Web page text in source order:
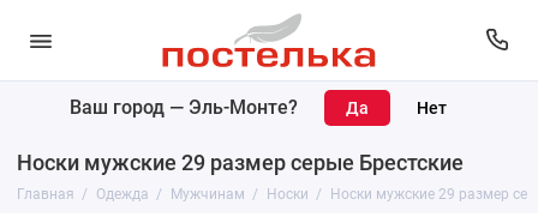
Ваш город — Эль-Монте?
Носки мужские 29 размер серые Брестские
Главная Одежда Мужчинам Носки Носки мужские 29 размер